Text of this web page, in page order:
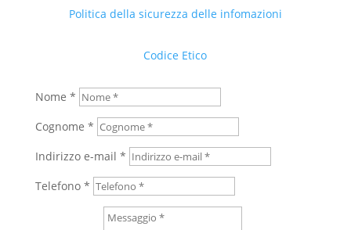
Politica della sicurezza delle infomazioni
Codice Etico
Nome *
Cognome *
Indirizzo e-mail *
Telefono *